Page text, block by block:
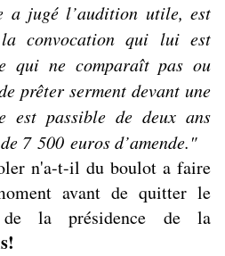
a jugé l’audition utile, est
convocation qui lui est
qui ne comparaît pas ou
prêter serment devant une
est passible de deux ans
7 500 euros d’amende."
n'a-t-il du boulot a faire
avant de quitter le
de la présidence de la